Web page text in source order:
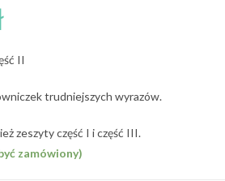
II
trudniejszych wyrazów.
zeszyty część I i część III.
zamówiony)